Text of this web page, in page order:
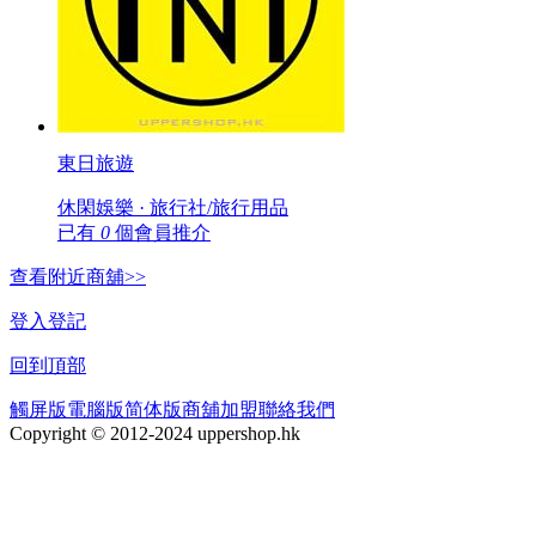
東日旅遊
休閑娛樂 · 旅行社/旅行用品
已有 0 個會員推介
查看附近商舖>>
登入登記
回到頂部
觸屏版電腦版简体版商舖加盟聯絡我們
Copyright © 2012-2024 uppershop.hk